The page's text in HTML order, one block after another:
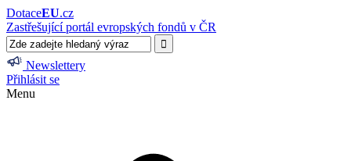
DotaceEU.cz
Zastřešující portál evropských fondů v ČR
Newslettery
Přihlásit se
Menu